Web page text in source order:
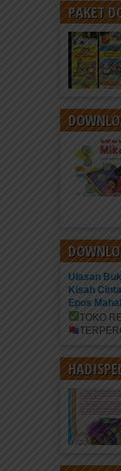
PAKET
Ulasan
Kisah
Epos
TOKO